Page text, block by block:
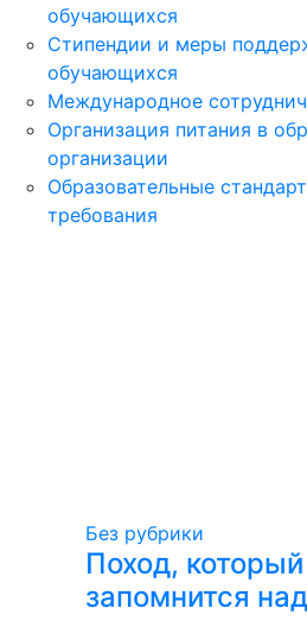
обучающихся
Стипендии и меры
обучающихся
Международное
Организация питания в
организации
Образовательные
требования
Без рубрики
Поход, который
запомнится